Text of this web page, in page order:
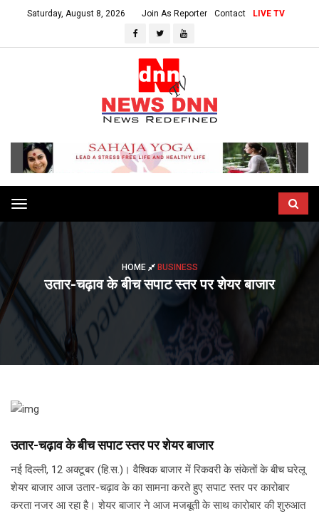
Saturday, August 8, 2026 Join As Reporter Contact LIVE TV
Toggle
navigation
HOME BUSINESS
उतार-चढ़ाव के बीच सपाट स्तर पर शेयर बाजार
उतार-चढ़ाव के बीच सपाट स्तर पर शेयर बाजार
नई दिल्ली, 12 अक्टूबर (हि.स.)। वैश्विक बाजार में रिकवरी के संकेतों के बीच घरेलू
शेयर बाजार आज उतार-चढ़ाव के का सामना करते हुए सपाट स्तर पर कारोबार
करता नजर आ रहा है। शेयर बाजार ने आज मजबूती के साथ कारोबार की शुरुआत